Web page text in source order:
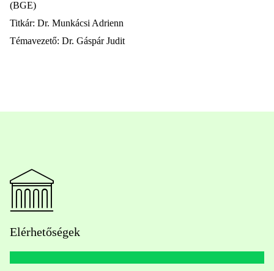
(BGE)
Titkár: Dr. Munkácsi Adrienn
Témavezető: Dr. Gáspár Judit
Elérhetőségek